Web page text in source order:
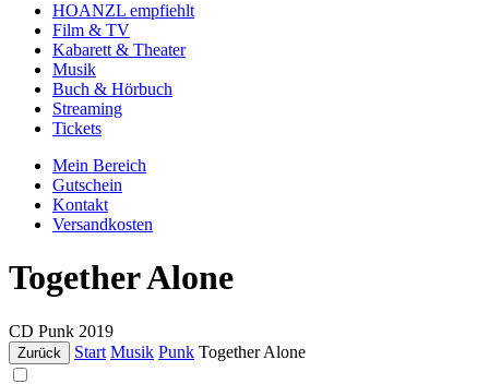
HOANZL empfiehlt
Film & TV
Kabarett & Theater
Musik
Buch & Hörbuch
Streaming
Tickets
Mein Bereich
Gutschein
Kontakt
Versandkosten
Together Alone
CD Punk 2019
Zurück Start Musik Punk Together Alone